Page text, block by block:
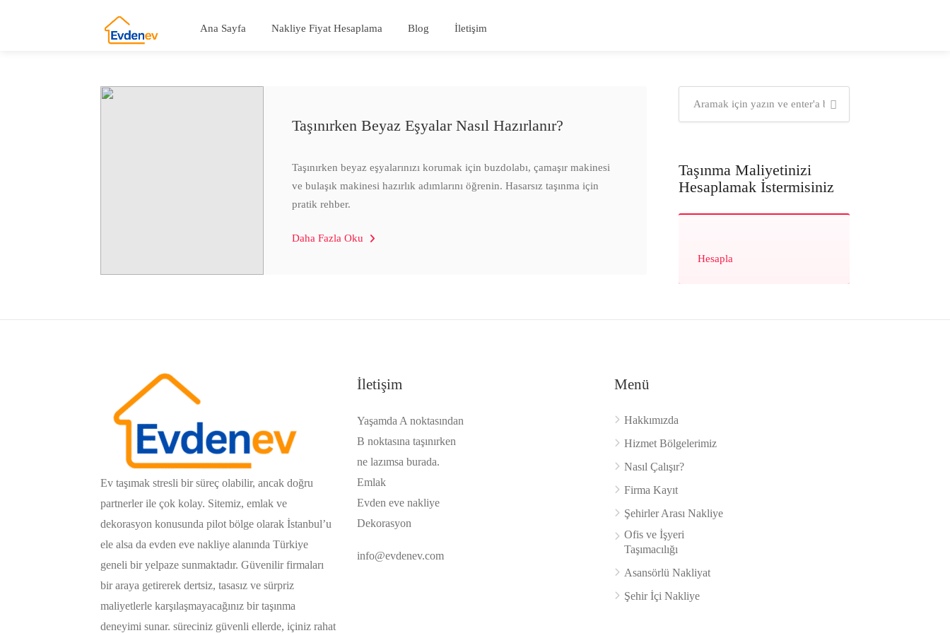
Ana Sayfa Nakliye Fiyat Hesaplama Blog İletişim
Taşınırken Beyaz Eşyalar Nasıl Hazırlanır?
Taşınırken beyaz eşyalarınızı korumak için buzdolabı, çamaşır makinesi
ve bulaşık makinesi hazırlık adımlarını öğrenin. Hasarsız taşınma için
pratik rehber.
Daha Fazla Oku
Taşınma Maliyetinizi
Hesaplamak İstermisiniz
Hesapla
Ev taşımak stresli bir süreç olabilir, ancak doğru
partnerler ile çok kolay. Sitemiz, emlak ve
dekorasyon konusunda pilot bölge olarak İstanbul’u
ele alsa da evden eve nakliye alanında Türkiye
geneli bir yelpaze sunmaktadır. Güvenilir firmaları
bir araya getirerek dertsiz, tasasız ve sürpriz
maliyetlerle karşılaşmayacağınız bir taşınma
deneyimi sunar. süreciniz güvenli ellerde, içiniz rahat
İletişim
Yaşamda A noktasından
B noktasına taşınırken
ne lazımsa burada.
Emlak
Evden eve nakliye
Dekorasyon
info@evdenev.com
Menü
Hakkımızda
Hizmet Bölgelerimiz
Nasıl Çalışır?
Firma Kayıt
Şehirler Arası Nakliye
Ofis ve İşyeri
Taşımacılığı
Asansörlü Nakliyat
Şehir İçi Nakliye